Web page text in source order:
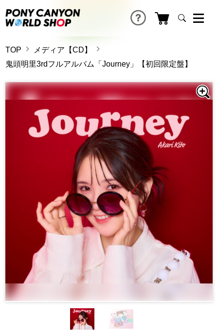
TOP
メディア【CD】
鬼頭明里3rdフルアルバム「Journey」【初回限定盤】